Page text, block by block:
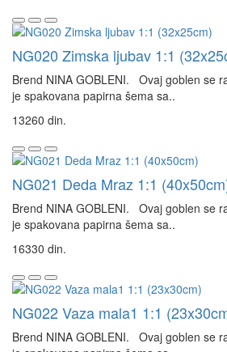
NG020 Zimska ljubav 1:1
Brend NINA GOBLENI. Ovaj goblen se
je spakovana papirna šema sa..
13260 din.
NG021 Deda Mraz 1:1
Brend NINA GOBLENI. Ovaj goblen se
je spakovana papirna šema sa..
16330 din.
NG022 Vaza mala1 1:1
Brend NINA GOBLENI. Ovaj goblen se